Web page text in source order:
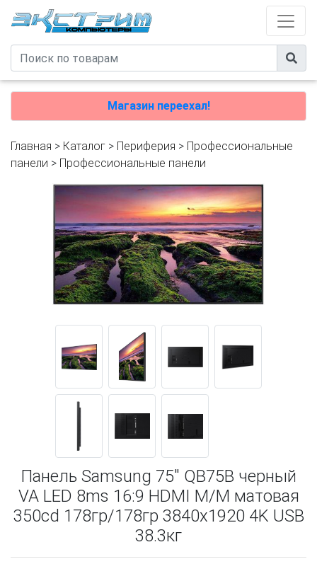
Магазин переехал!
Главная > Каталог > Периферия > Профессиональные
панели > Профессиональные панели
Панель Samsung 75" QB75B черный
VA LED 8ms 16:9 HDMI M/M матовая
350cd 178гр/178гр 3840x1920 4K USB
38.3кг